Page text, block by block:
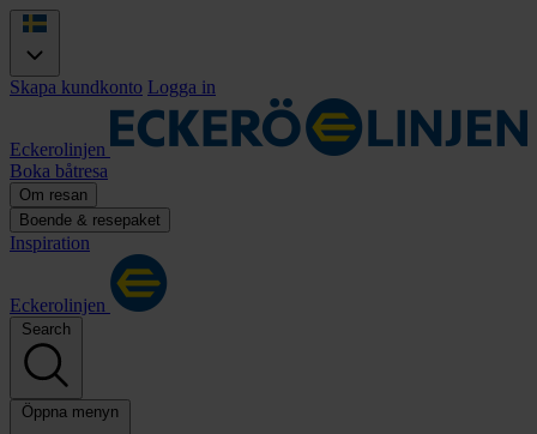
Skapa kundkonto Logga in
Eckerolinjen
Boka båtresa
Om resan
Boende & resepaket
Inspiration
Eckerolinjen
Search
Öppna menyn